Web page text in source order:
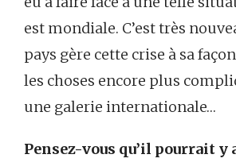
est mondiale. C’est très
pays gère cette crise à sa
les choses encore plus
une galerie internationale…
Pensez-vous qu’il pourrait y